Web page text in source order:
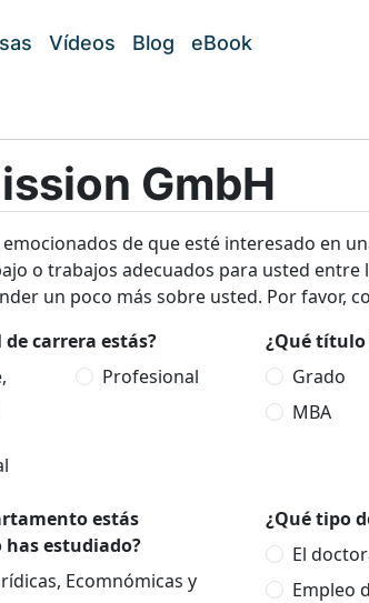
Vídeos Blog eBook
GmbH
de que esté interesado en
o trabajos adecuados para usted
un poco más sobre usted. Por favor,
de carrera estás?
Profesional
¿Qué
Grado
MBA
estás
estudiado?
Ecomnómicas y
¿Qué tipo
El
Empleo